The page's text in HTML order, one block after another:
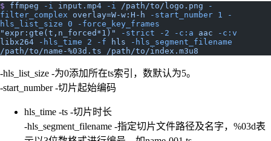
$ ffmpeg -i input.mp4 -i /path/to/logo.png -
filter_complex overlay=W-w:H-h -start_number 1 -
hls_list_size 0 -force_key_frames
"expr:gte(t,n_forced*1)"
-strict -2 -c:a aac -c:v
libx264 -hls_time 2 -f hls -hls_segment_filename
/path/to/name-%03d.ts /path/to/index.m3u8
-hls_list_size -为0添加所在ts索引，数默认为5。
-start_number -切片起始编码
hls_time -ts -切片时长
-hls_segment_filename -指定切片文件路径及名字，%03d表